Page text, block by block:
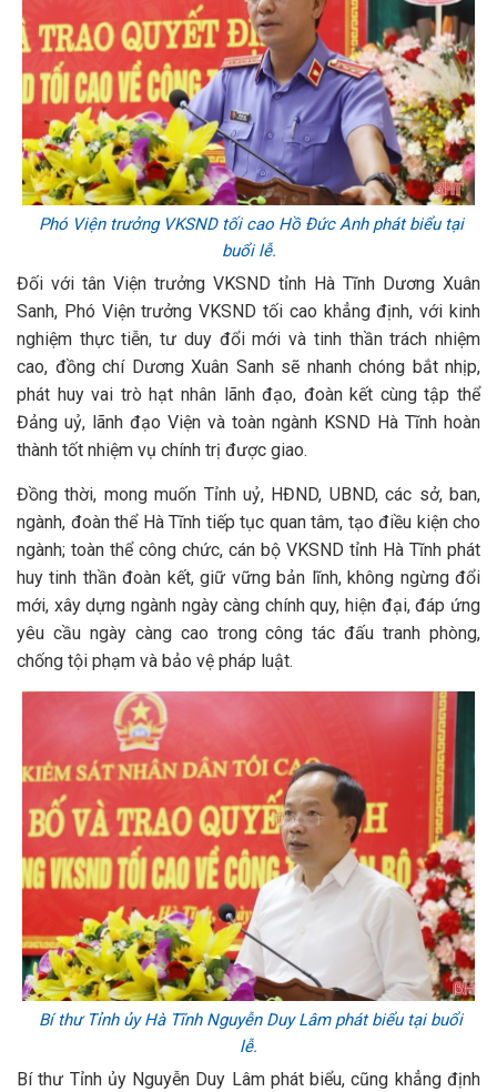
Phó Viện trưởng VKSND tối cao Hồ Đức Anh phát biểu tại
buổi lễ.
Đối với tân Viện trưởng VKSND tỉnh Hà Tĩnh Dương Xuân
Sanh, Phó Viện trưởng VKSND tối cao khẳng định, với kinh
nghiệm thực tiễn, tư duy đổi mới và tinh thần trách nhiệm
cao, đồng chí Dương Xuân Sanh sẽ nhanh chóng bắt nhịp,
phát huy vai trò hạt nhân lãnh đạo, đoàn kết cùng tập thể
Đảng uỷ, lãnh đạo Viện và toàn ngành KSND Hà Tĩnh hoàn
thành tốt nhiệm vụ chính trị được giao.
Đồng thời, mong muốn Tỉnh uỷ, HĐND, UBND, các sở, ban,
ngành, đoàn thể Hà Tĩnh tiếp tục quan tâm, tạo điều kiện cho
ngành; toàn thể công chức, cán bộ VKSND tỉnh Hà Tĩnh phát
huy tinh thần đoàn kết, giữ vững bản lĩnh, không ngừng đổi
mới, xây dựng ngành ngày càng chính quy, hiện đại, đáp ứng
yêu cầu ngày càng cao trong công tác đấu tranh phòng,
chống tội phạm và bảo vệ pháp luật.
Bí thư Tỉnh ủy Hà Tĩnh Nguyễn Duy Lâm phát biểu tại buổi
lễ.
Bí thư Tỉnh ủy Nguyễn Duy Lâm phát biểu, cũng khẳng định